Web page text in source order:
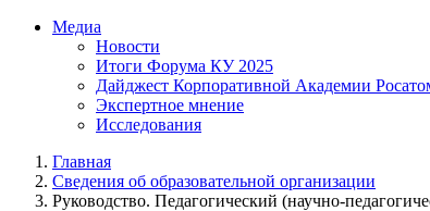
Медиа
Новости
Итоги Форума КУ 2025
Дайджест Корпоративной Академии
Экспертное мнение
Исследования
Главная
Сведения об образовательной организации
Руководство. Педагогический (научно-